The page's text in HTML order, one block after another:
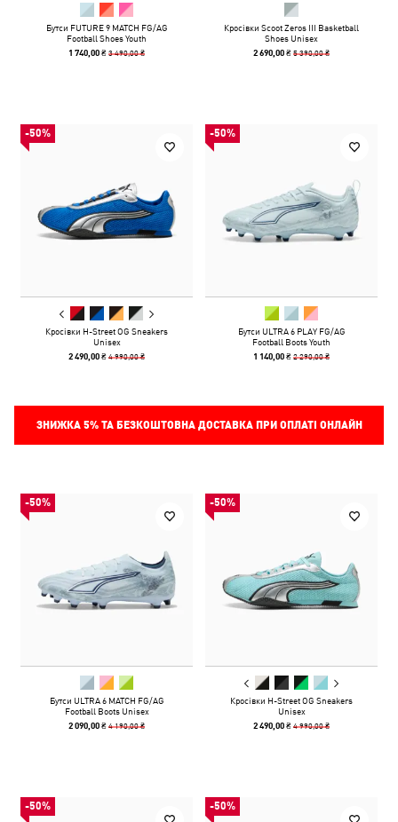
Бутси FUTURE 9 MATCH FG/AG
Football Shoes Youth
1 740,00 ₴3 490,00 ₴
Кросівки Scoot Zeros III Basketball
Shoes Unisex
2 690,00 ₴5 390,00 ₴
-50%
Кросівки H-Street OG Sneakers
Unisex
2 490,00 ₴4 990,00 ₴
-50%
Бутси ULTRA 6 PLAY FG/AG
Football Boots Youth
1 140,00 ₴2 290,00 ₴
ЗНИЖКА 5%ТА БЕЗКОШТОВНА ДОСТАВКА ПРИ ОПЛАТІ ОНЛАЙН
-50%
Бутси ULTRA 6 MATCH FG/AG
Football Boots Unisex
2 090,00 ₴4 190,00 ₴
-50%
Кросівки H-Street OG Sneakers
Unisex
2 490,00 ₴4 990,00 ₴
-50% -50%